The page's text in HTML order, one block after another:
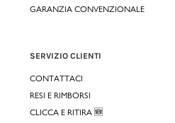
GARANZIA CONVENZIONALE
SERVIZIO CLIENTI
CONTATTACI
RESI E RIMBORSI
CLICCA E RITIRA 🆕